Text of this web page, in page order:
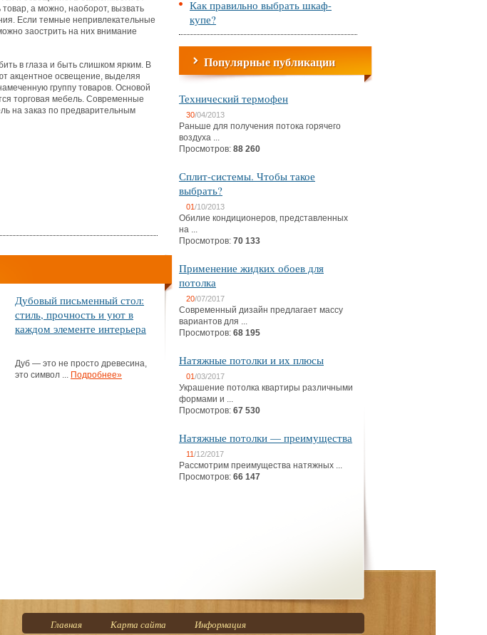
а можно, наоборот, вызвать
Если темные непривлекательные
заострить на них внимание
в глаза и быть слишком ярким. В
акцентное освещение, выделяя
группу товаров. Основой
торговая мебель. Современные
на заказ по предварительным
Дубовый письменный стол:
стиль, прочность и уют в
каждом элементе интерьера
Дуб — это не просто древесина,
это символ ... Подробнее»
Как правильно выбрать шкаф-
купе?
Популярные публикации
Технический термофен
30/04/2013
Раньше для получения потока горячего
воздуха ...
Просмотров: 88 260
Сплит-системы. Чтобы такое
выбрать?
01/10/2013
Обилие кондиционеров, представленных
на ...
Просмотров: 70 133
Применение жидких обоев для
потолка
20/07/2017
Современный дизайн предлагает массу
вариантов для ...
Просмотров: 68 195
Натяжные потолки и их плюсы
01/03/2017
Украшение потолка квартиры различными
формами и ...
Просмотров: 67 530
Натяжные потолки — преимущества
11/12/2017
Рассмотрим преимущества натяжных ...
Просмотров: 66 147
Главная Карта сайта Информация